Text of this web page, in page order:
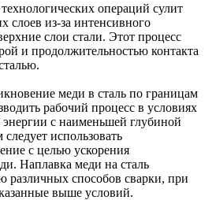
операций сулит
слоев из-за интенсивного
слои стали. Этот процесс
и продолжительностью контакта
меди в сталь по границам
рабочий процесс в условиях
с наименьшей глубиной
использовать
с целью ускорения
Наплавка меди на сталь
различных способов сварки, при
выше условий.